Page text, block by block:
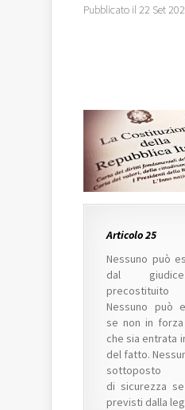
Pubblicato il 22 Set
Articolo 25
Nessuno può
dal
Nessuno può
se non in
che sia entrata
del fatto.
di sicurezza
previsti dalla